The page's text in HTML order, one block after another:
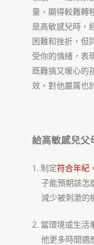
量 ， 顯得較難轉
是高敏感兒時，
困難和挫折，但
受你的情緒，表
既難搞又暖心的
效，對他嚴厲也
給高敏感兒父
1. 制定符合年紀
子能預期該怎
減少被刺激的
2. 當環境或生活
他更多時間適